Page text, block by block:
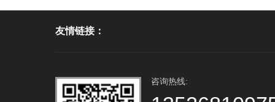
友情链接：
咨询热线: